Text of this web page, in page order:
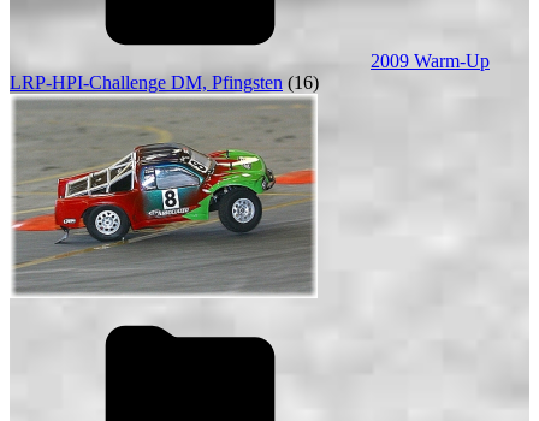
2009 Warm-Up
LRP-HPI-Challenge DM, Pfingsten (16)